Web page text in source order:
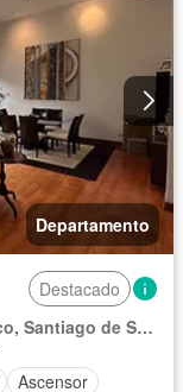
Departamento
Destacado
Urbanización Las Colinas de Monterrico, Santiago de Surco
Ascensor